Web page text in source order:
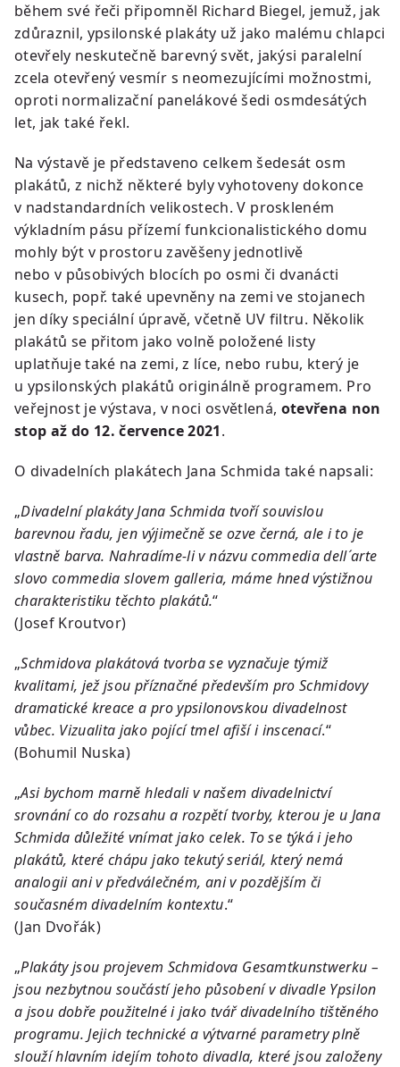
během své řeči připomněl Richard Biegel, jemuž, jak
zdůraznil, ypsilonské plakáty už jako malému chlapci
otevřely neskutečně barevný svět, jakýsi paralelní
zcela otevřený vesmír s neomezujícími možnostmi,
oproti normalizační panelákové šedi osmdesátých
let, jak také řekl.
Na výstavě je představeno celkem šedesát osm
plakátů, z nichž některé byly vyhotoveny dokonce
v nadstandardních velikostech. V proskleném
výkladním pásu přízemí funkcionalistického domu
mohly být v prostoru zavěšeny jednotlivě
nebo v působivých blocích po osmi či dvanácti
kusech, popř. také upevněny na zemi ve stojanech
jen díky speciální úpravě, včetně UV filtru. Několik
plakátů se přitom jako volně položené listy
uplatňuje také na zemi, z líce, nebo rubu, který je
u ypsilonských plakátů originálně programem. Pro
veřejnost je výstava, v noci osvětlená, otevřena non
stop až do 12. července 2021.
O divadelních plakátech Jana Schmida také napsali:
„Divadelní plakáty Jana Schmida tvoří souvislou
barevnou řadu, jen výjimečně se ozve černá, ale i to je
vlastně barva. Nahradíme-li v názvu commedia dell´arte
slovo commedia slovem galleria, máme hned výstižnou
charakteristiku těchto plakátů.“
(Josef Kroutvor)
„Schmidova plakátová tvorba se vyznačuje týmiž
kvalitami, jež jsou příznačné především pro Schmidovy
dramatické kreace a pro ypsilonovskou divadelnost
vůbec. Vizualita jako pojící tmel afiší i inscenací.“
(Bohumil Nuska)
„Asi bychom marně hledali v našem divadelnictví
srovnání co do rozsahu a rozpětí tvorby, kterou je u Jana
Schmida důležité vnímat jako celek. To se týká i jeho
plakátů, které chápu jako tekutý seriál, který nemá
analogii ani v předválečném, ani v pozdějším či
současném divadelním kontextu.“
(Jan Dvořák)
„Plakáty jsou projevem Schmidova Gesamtkunstwerku –
jsou nezbytnou součástí jeho působení v divadle Ypsilon
a jsou dobře použitelné i jako tvář divadelního tištěného
programu. Jejich technické a výtvarné parametry plně
slouží hlavním idejím tohoto divadla, které jsou založeny